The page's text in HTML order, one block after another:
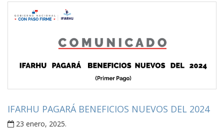
IFARHU PAGARÁ BENEFICIOS NUEVOS DEL 2024
23 enero, 2025.